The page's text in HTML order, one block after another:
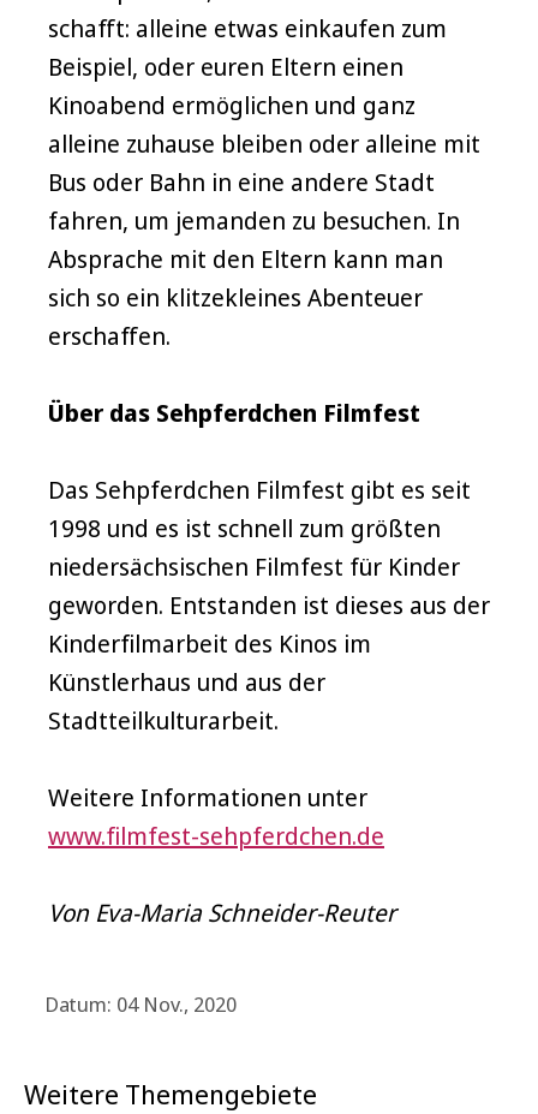
schafft: alleine etwas einkaufen zum
Beispiel, oder euren Eltern einen
Kinoabend ermöglichen und ganz
alleine zuhause bleiben oder alleine mit
Bus oder Bahn in eine andere Stadt
fahren, um jemanden zu besuchen. In
Absprache mit den Eltern kann man
sich so ein klitzekleines Abenteuer
erschaffen.
Über das Sehpferdchen Filmfest
Das Sehpferdchen Filmfest gibt es seit
1998 und es ist schnell zum größten
niedersächsischen Filmfest für Kinder
geworden. Entstanden ist dieses aus der
Kinderfilmarbeit des Kinos im
Künstlerhaus und aus der
Stadtteilkulturarbeit.
Weitere Informationen unter
www.filmfest-sehpferdchen.de
Von Eva-Maria Schneider-Reuter
Datum: 04 Nov., 2020
Weitere Themengebiete